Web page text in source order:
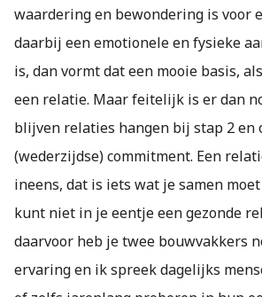
waardering en bewondering is voor
daarbij een emotionele en fysieke
is, dan vormt dat een mooie basis,
een relatie. Maar feitelijk is er dan
blijven relaties hangen bij stap 2 en
(wederzijdse) commitment. Een
ineens, dat is iets wat je samen
kunt niet in je eentje een gezonde
daarvoor heb je twee bouwvakkers
ervaring en ik spreek dagelijks